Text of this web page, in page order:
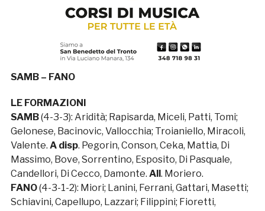
SAMB – FANO
LE FORMAZIONI
SAMB(4-3-3): Aridità; Rapisarda, Miceli, Patti, Tomi;
Gelonese, Bacinovic, Vallocchia; Troianiello, Miracoli,
Valente. A disp. Pegorin, Conson, Ceka, Mattia, Di
Massimo, Bove, Sorrentino, Esposito, Di Pasquale,
Candellori, Di Cecco, Damonte. All . Moriero.
FANO(4-3-1-2): Miori; Lanini, Ferrani, Gattari, Masetti;
Schiavini, Capellupo, Lazzari; Filippini; Fioretti,